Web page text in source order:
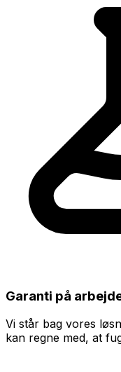
Garanti på
Vi står bag vores
kan regne med, at